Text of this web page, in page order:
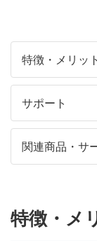
特徴・メリット
サポート
関連商品・サ
特徴・メ